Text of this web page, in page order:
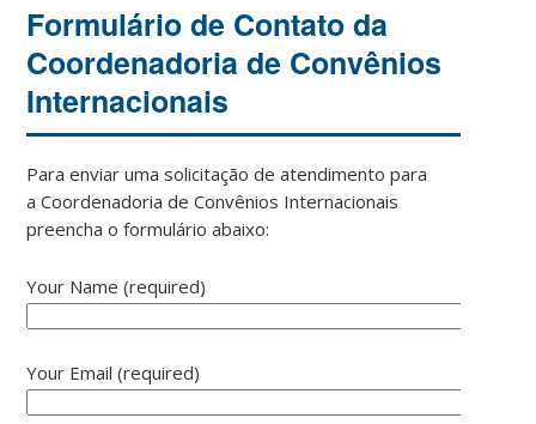
Formulário de Contato da
Coordenadoria de Convênios
Internacionais
Para enviar uma solicitação de atendimento para
a Coordenadoria de Convênios Internacionais
preencha o formulário abaixo:
Your Name (required)
Your Email (required)